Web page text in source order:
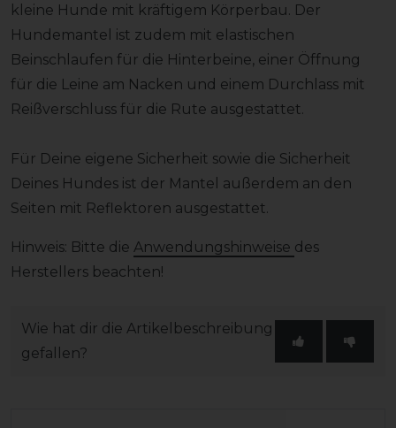
kleine Hunde mit kräftigem Körperbau. Der
Hundemantel ist zudem mit elastischen
Beinschlaufen für die Hinterbeine, einer Öffnung
für die Leine am Nacken und einem Durchlass mit
Reißverschluss für die Rute ausgestattet.
Für Deine eigene Sicherheit sowie die Sicherheit
Deines Hundes ist der Mantel außerdem an den
Seiten mit Reflektoren ausgestattet.
Hinweis: Bitte die Anwendungshinweise des
Herstellers beachten!
Wie hat dir die Artikelbeschreibung
gefallen?